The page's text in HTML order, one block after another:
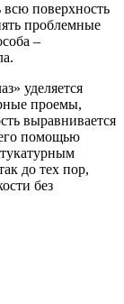
всю поверхность
проблемные
–
уделяется
проемы,
выравнивается
помощью
до тех пор,
без